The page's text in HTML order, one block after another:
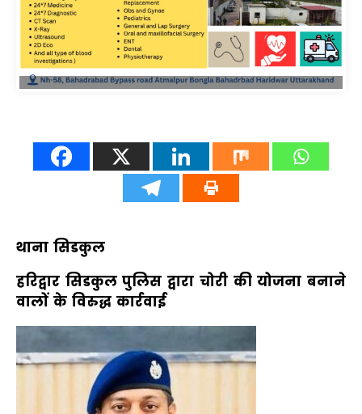
थाना सिडकुल
हरिद्वार सिडकुल पुलिस द्वारा चोरी की योजना बनाने
वालों के विरुद्ध कार्रवाई